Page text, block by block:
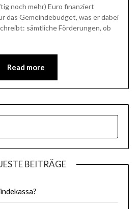
noch mehr) Euro finanziert
das Gemeindebudget, was er dabei
sämtliche Förderungen, ob
Read more
BEITRÄGE